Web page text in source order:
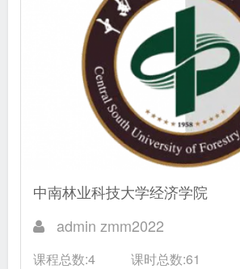
中南林业科技大学经济学院
admin zmm2022
课程总数:4 课时总数:61